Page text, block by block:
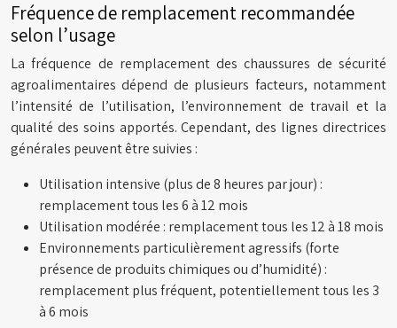
Fréquence de remplacement recommandée
selon l’usage
La fréquence de remplacement des chaussures de sécurité
agroalimentaires dépend de plusieurs facteurs, notamment
l’intensité de l’utilisation, l’environnement de travail et la
qualité des soins apportés. Cependant, des lignes directrices
générales peuvent être suivies :
Utilisation intensive (plus de 8 heures par jour) :
remplacement tous les 6 à 12 mois
Utilisation modérée : remplacement tous les 12 à 18 mois
Environnements particulièrement agressifs (forte
présence de produits chimiques ou d’humidité) :
remplacement plus fréquent, potentiellement tous les 3
à 6 mois